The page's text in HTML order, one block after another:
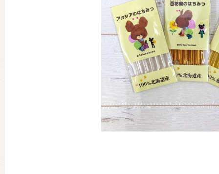
ミュージカル・コンサート
おたのしみコンテンツ(クイズ・
チア ジャッキーズ！